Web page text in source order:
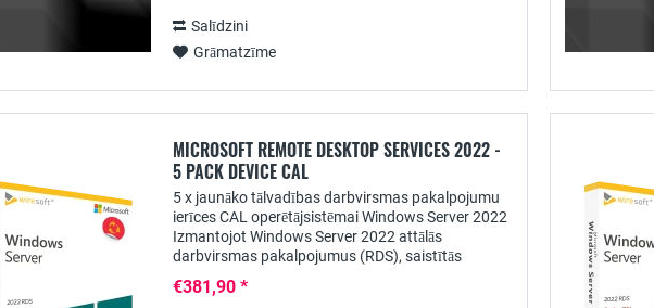
Salīdzini
Grāmatzīme
MICROSOFT REMOTE DESKTOP SERVICES 2022 -
5 PACK DEVICE CAL
5 x jaunāko tālvadības darbvirsmas pakalpojumu
ierīces CAL operētājsistēmai Windows Server 2022
Izmantojot Windows Server 2022 attālās
darbvirsmas pakalpojumus (RDS), saistītās
centralizēti....
€381,90 *